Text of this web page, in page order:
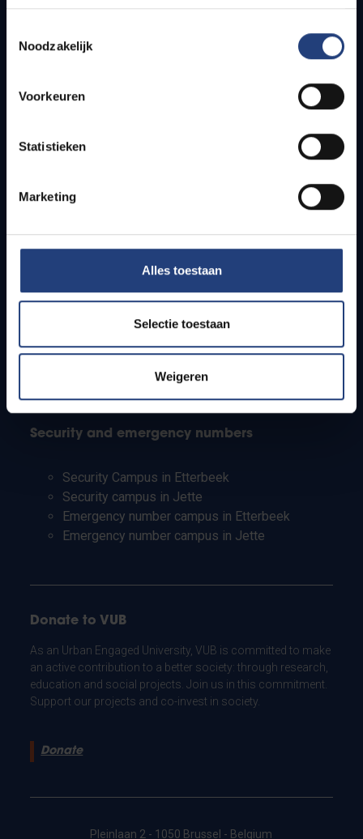
Noodzakelijk
Voorkeuren
Statistieken
Marketing
Alles toestaan
Selectie toestaan
Weigeren
Quick links
How to get to the VUB campuses
Students
PhD students
Teachers and secondary schools
Working students
Security and emergency numbers
Security Campus in Etterbeek
Security campus in Jette
Emergency number campus in Etterbeek
Emergency number campus in Jette
Donate to VUB
As an Urban Engaged University, VUB is committed to make
an active contribution to a better society: through research,
education and social projects. Join us in this commitment.
Support our projects and co-invest in society.
Donate
Pleinlaan 2 - 1050 Brussel - Belgium